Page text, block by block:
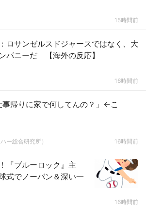
15時間前
ロサンゼルスドジャースではなく、大
パニーだ 【海外の反応】
16時間前
事帰りに家で何してんの？」←こ
ー総合研究所） 16時間前
『ブルーロック』主
式でノーバン＆深い一
16時間前